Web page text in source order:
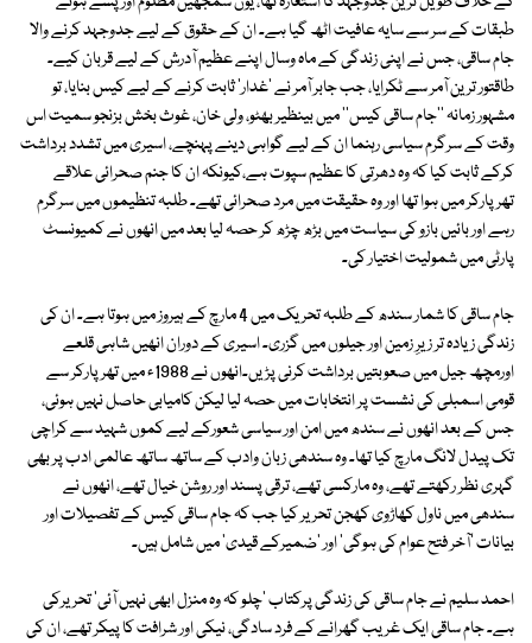
طبقات کے سر سے سایہ عافیت اٹھ گیا ہے۔ ان کے حقوق کے لیے جدوجہد کرنے والا
جام ساقی، جس نے اپنی زندگی کے ماہ وسال اپنے عظیم آدرش کے لیے قربان کیے۔
طاقتور ترین آمر سے ٹکرایا، جب جابر آمر نے 'غدار' ثابت کرنے کے لیے کیس بنایا، تو
مشہور زمانہ ''جام ساقی کیس'' میں بینظیر بھٹو، ولی خان، غوث بخش بزنجو سمیت اس
وقت کے سرگرم سیاسی رہنما ان کے لیے گواہی دینے پہنچے، اسیری میں تشدد برداشت
کرکے ثابت کیا کہ وہ دھرتی کا عظیم سپوت ہے،کیونکہ ان کا جنم صحرائی علاقے
تھرپارکر میں ہوا تھا اور وہ حقیقت میں مرد صحرائی تھے۔ طلبہ تنظیموں میں سرگرم
رہے اور بائیں بازو کی سیاست میں بڑھ چڑھ کر حصہ لیا بعد میں انھوں نے کمیونسٹ
پارٹی میں شمولیت اختیار کی۔
جام ساقی کا شمار سندھ کے طلبہ تحریک میں 4 مارچ کے ہیروز میں ہوتا ہے۔ ان کی
زندگی زیادہ تر زیرِ زمین اور جیلوں میں گزری۔ اسیری کے دوران انھیں شاہی قلعے
اورمچھ جیل میں صعوبتیں برداشت کرنی پڑیں۔انھوں نے 1988ء میں تھرپارکر سے
قومی اسمبلی کی نشست پر انتخابات میں حصہ لیا لیکن کامیابی حاصل نہیں ہوئی،
جس کے بعد انھوں نے سندھ میں امن اور سیاسی شعورکے لیے کموں شہید سے کراچی
تک پیدل لانگ مارچ کیا تھا۔ وہ سندھی زبان وادب کے ساتھ ساتھ عالمی ادب پر بھی
گہری نظر رکھتے تھے، وہ مارکسی تھے، ترقی پسند اور روشن خیال تھے، انھوں نے
سندھی میں ناول کھاڑوی کھجن تحریر کیا جب کہ جام ساقی کیس کے تفصیلات اور
بیانات 'آخر فتح عوام کی ہوگی' اور 'ضمیرکے قیدی' میں شامل ہیں۔
احمد سلیم نے جام ساقی کی زندگی پرکتاب 'چلو کہ وہ منزل ابھی نہیں آئی' تحریرکی
ہے۔ جام ساقی ایک غریب گھرانے کے فرد سادگی، نیکی اور شرافت کا پیکر تھے، ان کی